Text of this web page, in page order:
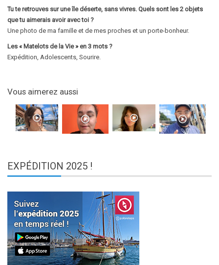
Tu te retrouves sur une île déserte, sans vivres. Quels sont les 2 objets
que tu aimerais avoir avec toi ?
Une photo de ma famille et de mes proches et un porte-bonheur.
Les « Matelots de la Vie » en 3 mots ?
Expédition, Adolescents, Sourire.
Vous aimerez aussi
EXPÉDITION 2025 !